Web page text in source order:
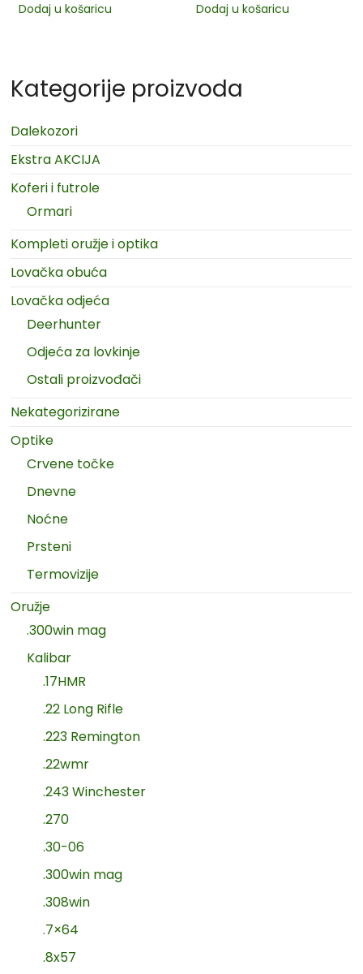
Dodaj u košaricu Dodaj u košaricu
Kategorije proizvoda
Dalekozori
Ekstra AKCIJA
Koferi i futrole
Ormari
Kompleti oružje i optika
Lovačka obuća
Lovačka odjeća
Deerhunter
Odjeća za lovkinje
Ostali proizvođači
Nekategorizirane
Optike
Crvene točke
Dnevne
Noćne
Prsteni
Termovizije
Oružje
.300win mag
Kalibar
.17HMR
.22 Long Rifle
.223 Remington
.22wmr
.243 Winchester
.270
.30-06
.300win mag
.308win
.7×64
.8x57